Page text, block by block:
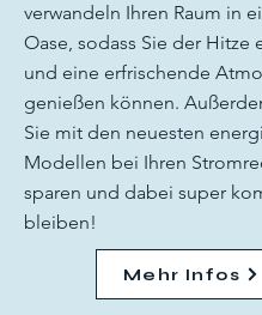
verwandeln Ihren Raum in
Oase, sodass Sie der Hitze
und eine erfrischende
genießen können.
Sie mit den neuesten
Modellen bei Ihren
sparen und dabei super
bleiben!
Mehr Infos